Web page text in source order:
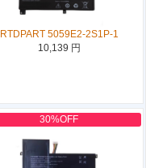
RTDPART 5059E2-2S1P-1
10,139 円
30%OFF